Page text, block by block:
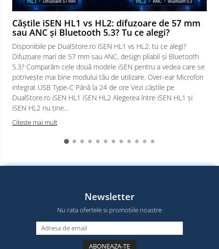
Căștile iSEN HL1 vs HL2: difuzoare de 57 mm
sau ANC și Bluetooth 5.3? Tu ce alegi?
Disponibile pe DualStore.ro iSEN HL1 vs HL2: tu ce alegi?
Difuzoare mari de 57 mm sau ANC, design pliabil și Bluetooth
5.3? Comparăm cele două modele iSEN pentru a vedea care se
potrivește mai bine modului tău de utilizare. Over-ear Microfon
integrat USB Type-C Până la 24 de ore Vezi căștile pe
DualStore.ro iSEN HL1 iSEN HL2 Alegerea între iSEN HL1 și
iSEN HL2 nu ține...
Citeste mai mult
Newsletter
Nu rata ofertele si promotiile noastre